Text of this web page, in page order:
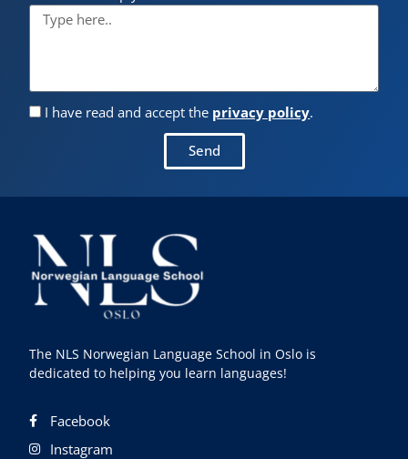
I have read and accept the privacy policy.
Send
The NLS Norwegian Language School in Oslo is
dedicated to helping you learn languages!
Facebook
Instagram